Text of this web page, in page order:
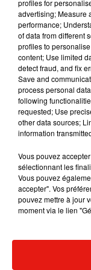
Voir
kilocalories
profiles for
advertising; Measure
performance;
of data from different
profiles to
content; Use limited
detect fraud, and fix
Save and
process personal
following
requested; Use
other data sources;
information
Vous pouvez
sélectionnant les
Vous pouvez
accepter". Vos
pouvez mettre à jour
moment via le lien